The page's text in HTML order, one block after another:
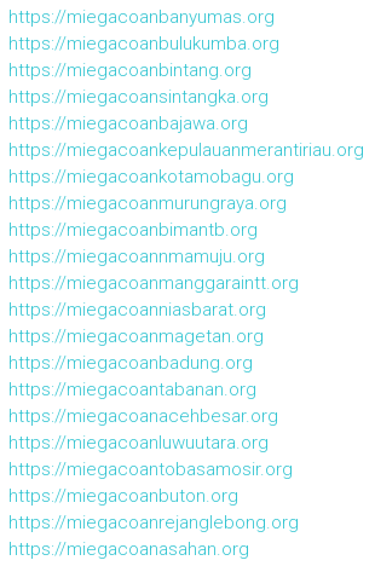
https://miegacoanbanyumas.org
https://miegacoanbulukumba.org
https://miegacoanbintang.org
https://miegacoansintangka.org
https://miegacoanbajawa.org
https://miegacoankepulauanmerantiriau.org
https://miegacoankotamobagu.org
https://miegacoanmurungraya.org
https://miegacoanbimantb.org
https://miegacoannmamuju.org
https://miegacoanmanggaraintt.org
https://miegacoanniasbarat.org
https://miegacoanmagetan.org
https://miegacoanbadung.org
https://miegacoantabanan.org
https://miegacoanacehbesar.org
https://miegacoanluwuutara.org
https://miegacoantobasamosir.org
https://miegacoanbuton.org
https://miegacoanrejanglebong.org
https://miegacoanasahan.org